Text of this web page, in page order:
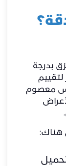
بدرجة
ليس معصوم
هناك: